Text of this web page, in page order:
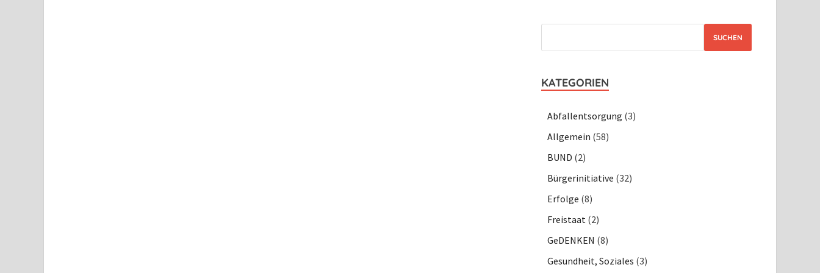
SUCHEN
KATEGORIEN
Abfallentsorgung (3)
Allgemein (58)
BUND (2)
Bürgerinitiative (32)
Erfolge (8)
Freistaat (2)
GeDENKEN (8)
Gesundheit, Soziales (3)